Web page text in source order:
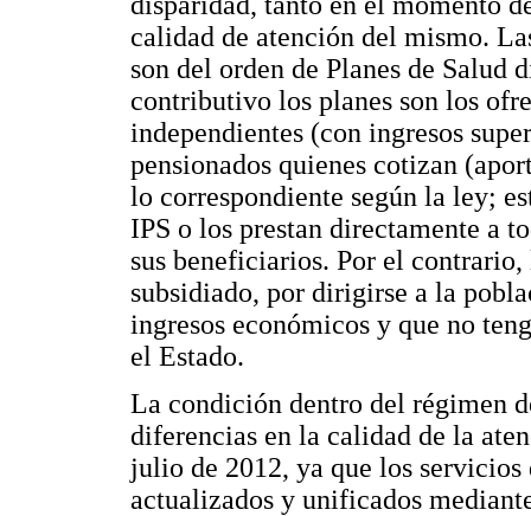
calidad de atención del mismo.
son del orden de Planes de Salud
contributivo los planes son los
independientes (con ingresos
pensionados quienes cotizan
lo correspondiente según la ley;
IPS o los prestan directamente a
sus beneficiarios. Por el
subsidiado, por dirigirse a la
ingresos económicos y que no
el Estado.
La condición dentro del régimen
diferencias en la calidad de la
julio de 2012, ya que los
actualizados y unificados